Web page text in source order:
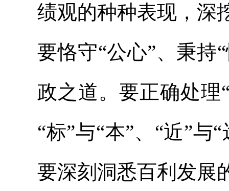
绩观的种种表现，深
要恪守“公心”、秉持
政之道。要正确处理
“标”与“本”、“近”
要深刻洞悉百利发展